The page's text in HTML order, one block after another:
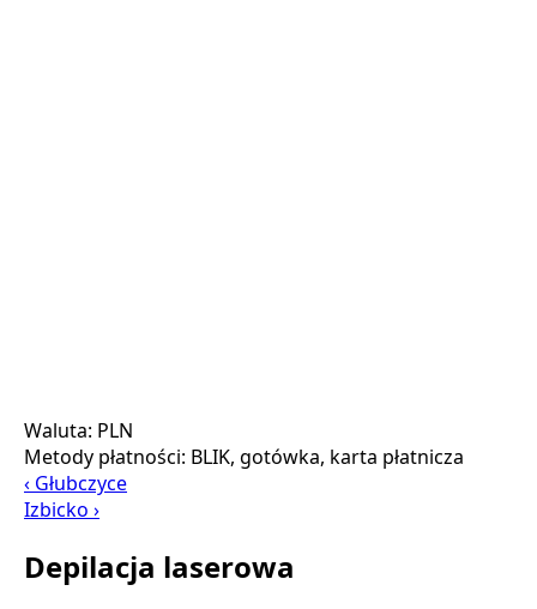
Waluta: PLN
Metody płatności: BLIK, gotówka, karta płatnicza
‹ Głubczyce
Izbicko ›
Depilacja laserowa